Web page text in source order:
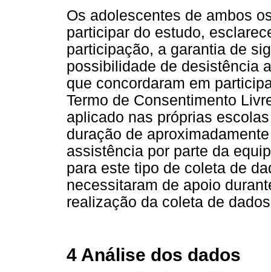
Os adolescentes de ambos
participar do estudo,
participação, a garantia de
possibilidade de desistência
que concordaram em
Termo de Consentimento
aplicado nas próprias
duração de
assistência por parte da
para este tipo de coleta de
necessitaram de apoio
realização da coleta de
4 Análise dos dados